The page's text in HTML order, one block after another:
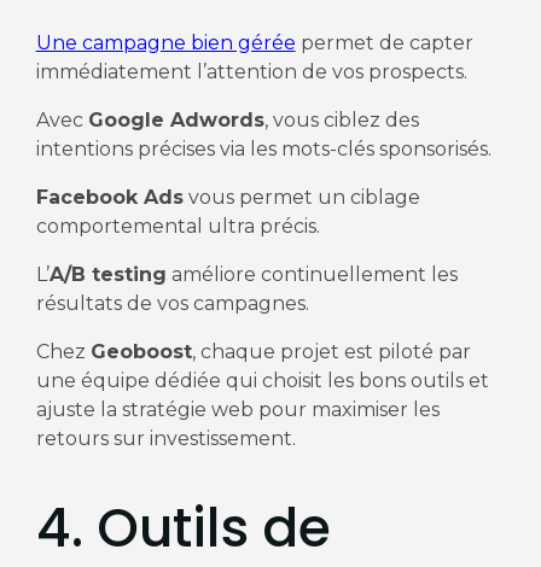
Une campagne bien gérée permet de capter
immédiatement l’attention de vos prospects.
Avec Google Adwords, vous ciblez des
intentions précises via les mots-clés sponsorisés.
Facebook Adsvous permet un ciblage
comportemental ultra précis.
L’A/B testing améliore continuellement les
résultats de vos campagnes.
Chez Geoboost, chaque projet est piloté par
une équipe dédiée qui choisit les bons outils et
ajuste la stratégie web pour maximiser les
retours sur investissement.
4. Outils de